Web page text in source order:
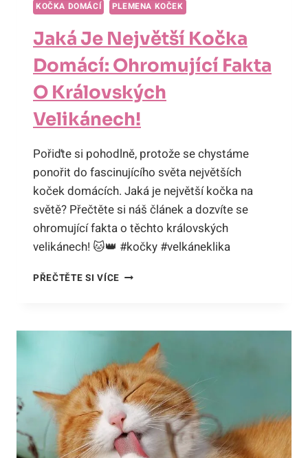
KOČKA DOMÁCÍ PLEMENA KOČEK
Jaká Je Největší Kočka
Domácí: Ohromující Fakta
O Královských
Velikánech!
Pořiďte si pohodlně, protože se chystáme
ponořit do fascinujícího světa největších
koček domácích. Jaká je největší kočka na
světě? Přečtěte si náš článek a dozvíte se
ohromující fakta o těchto královských
velikánech! 🐱👑 #kočky #velkáneklika
PŘEČTĚTE SI VÍCEJAKÁ
DOMÁCÍ:
OHROMUJÍCÍ
FAKTA
O
KRÁLOVSKÝCH
VELIKÁNECH!